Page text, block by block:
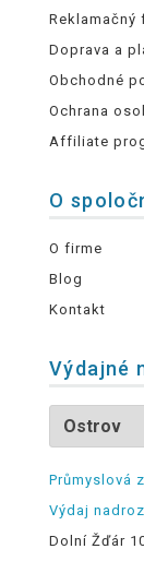
Reklamačný
Doprava a
Obchodné
Ochrana
Affiliate
O
O firme
Blog
Kontakt
Výdajné
Průmyslová
Výdaj
Dolní Žďár